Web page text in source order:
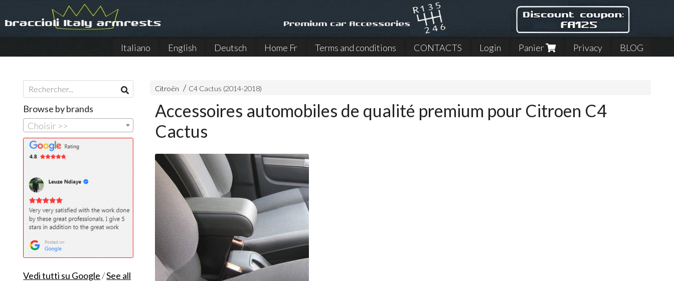
Italiano English Deutsch Home Fr Terms and conditions CONTACTS Login Panier Privacy BLOG
Citroën C4 Cactus (2014-2018)
Accessoires automobiles de qualité premium pour Citroen C4
Cactus
Browse by brands
Choisir >>
Vedi tutti su Google/See all